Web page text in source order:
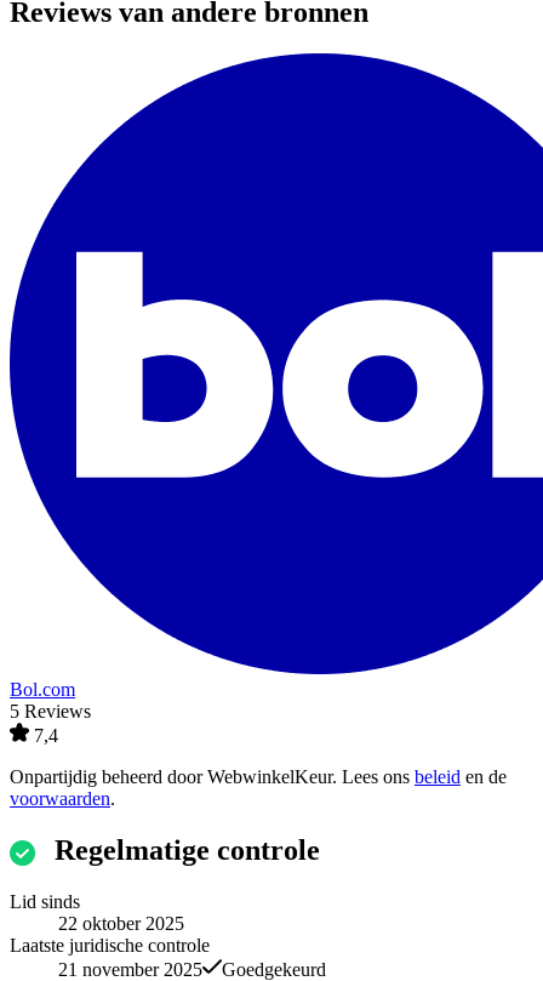
Reviews van andere bronnen
Bol.com
5 Reviews
7,4
Onpartijdig beheerd doorWebwinkelKeur. Lees ons beleid en de
voorwaarden.
Regelmatige controle
Lid sinds
22 oktober 2025
Laatste juridische controle
21 november 2025
Goedgekeurd